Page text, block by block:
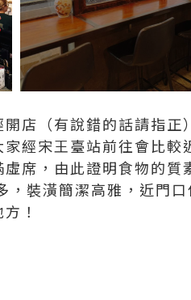
店（有說錯的話請指正
經宋王臺站前往會比較
席，由此證明食物的質
，裝潢簡潔高雅，近門口
！